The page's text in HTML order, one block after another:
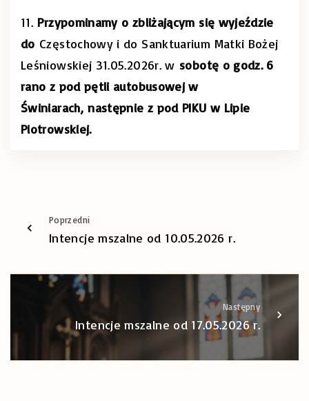
11. Przypominamy o zbliżającym się wyjeździe
do Częstochowy i do Sanktuarium Matki Bożej
Leśniowskiej 31.05.2026r. w sobotę o godz. 6
rano z pod pętli autobusowej w
Świniarach, następnie z pod PIKU w Lipie
Piotrowskiej.
Poprzedni
Intencje mszalne od 10.05.2026 r.
Następny
Intencje mszalne od 17.05.2026 r.